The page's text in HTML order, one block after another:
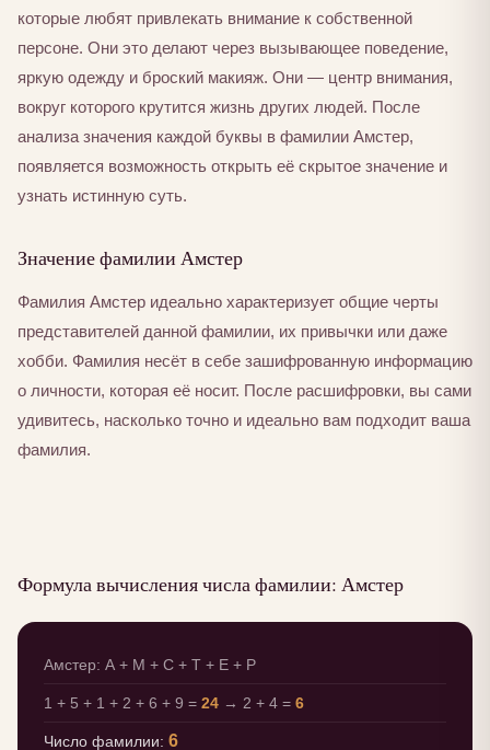
которые любят привлекать внимание к собственной
персоне. Они это делают через вызывающее поведение,
яркую одежду и броский макияж. Они — центр внимания,
вокруг которого крутится жизнь других людей. После
анализа значения каждой буквы в фамилии Амстер,
появляется возможность открыть её скрытое значение и
узнать истинную суть.
Значение фамилии Амстер
Фамилия Амстер идеально характеризует общие черты
представителей данной фамилии, их привычки или даже
хобби. Фамилия несёт в себе зашифрованную информацию
о личности, которая её носит. После расшифровки, вы сами
удивитесь, насколько точно и идеально вам подходит ваша
фамилия.
Формула вычисления числа фамилии: Амстер
Амстер: А + М + С + Т + Е + Р
1 + 5 + 1 + 2 + 6 + 9 = 24 → 2 + 4 = 6
Число фамилии: 6